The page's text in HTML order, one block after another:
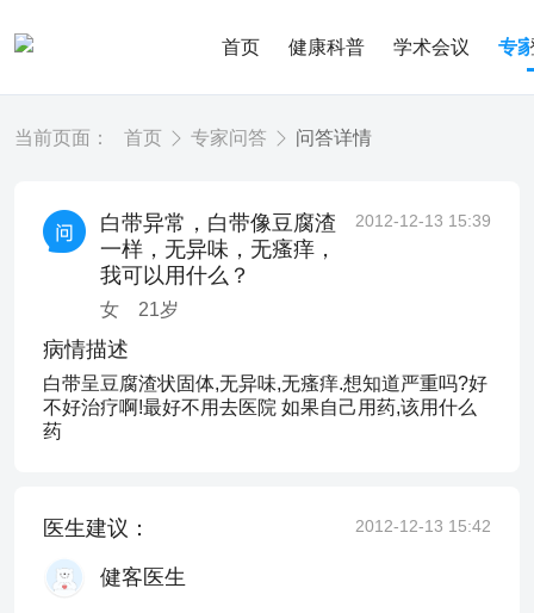
首页 健康科普 学术会议 专
当前页面： 首页 专家问答 问答详情
白带异常，白带像豆腐渣
一样，无异味，无瘙痒，
我可以用什么？
女 21岁
2012-12-13 15:39
病情描述
白带呈豆腐渣状固体,无异味,无瘙痒.想知道严重吗?好
不好治疗啊!最好不用去医院 如果自己用药,该用什么
药
医生建议： 2012-12-13 15:42
健客医生